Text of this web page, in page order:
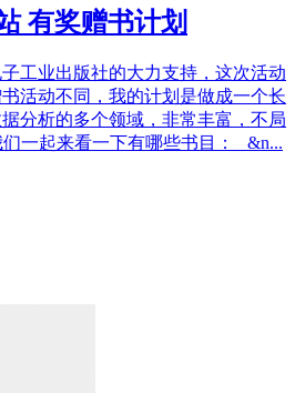
有奖赠书计划
工业出版社的大力支持，这次活动
活动不同，我的计划是做成一个长
分析的多个领域，非常丰富，不局
们一起来看一下有哪些书目： &n...